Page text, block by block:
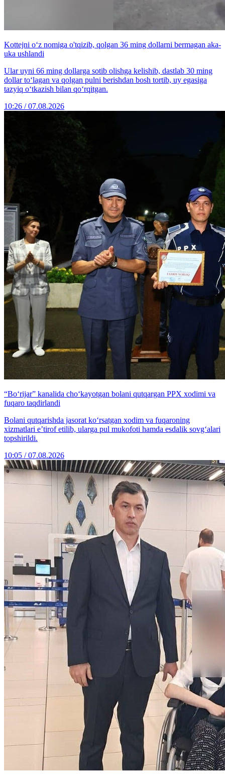
Kottejni o‘z nomiga o'tqizib, qolgan 36 ming dollarni bermagan aka-
uka ushlandi
Ular uyni 66 ming dollarga sotib olishga kelishib, dastlab 30 ming
dollar to‘lagan va qolgan pulni berishdan bosh tortib, uy egasiga
tazyiq o‘tkazish bilan qo‘rqitgan.
10:26 / 07.08.2026
“Bo‘rijar” kanalida cho‘kayotgan bolani qutqargan PPX xodimi va
fuqaro taqdirlandi
Bolani qutqarishda jasorat ko‘rsatgan xodim va fuqaroning
xizmatlari e’tirof etilib, ularga pul mukofoti hamda esdalik sovg‘alari
topshirildi.
10:05 / 07.08.2026